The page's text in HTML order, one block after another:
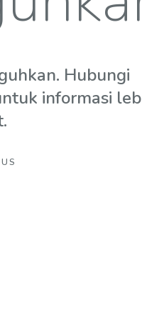
Hubungi
informasi